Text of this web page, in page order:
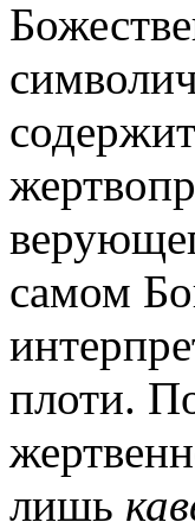
самом
плоти.
лишь